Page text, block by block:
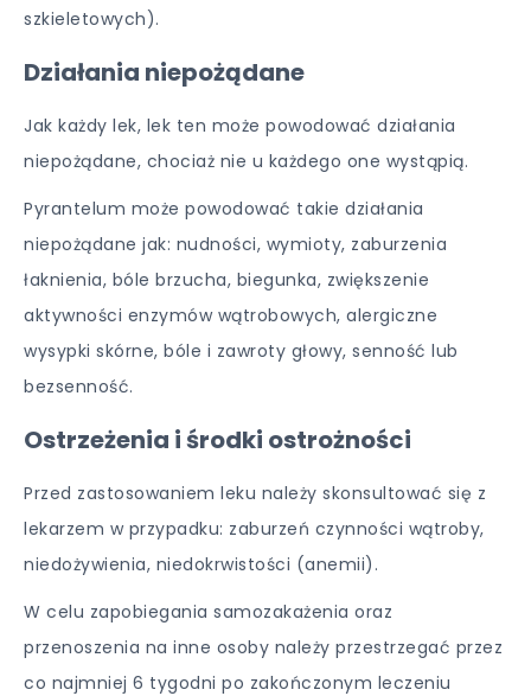
szkieletowych).
Działania niepożądane
Jak każdy lek, lek ten może powodować działania
niepożądane, chociaż nie u każdego one wystąpią.
Pyrantelum może powodować takie działania
niepożądane jak: nudności, wymioty, zaburzenia
łaknienia, bóle brzucha, biegunka, zwiększenie
aktywności enzymów wątrobowych, alergiczne
wysypki skórne, bóle i zawroty głowy, senność lub
bezsenność.
Ostrzeżenia i środki ostrożności
Przed zastosowaniem leku należy skonsultować się z
lekarzem w przypadku: zaburzeń czynności wątroby,
niedożywienia, niedokrwistości (anemii).
W celu zapobiegania samozakażenia oraz
przenoszenia na inne osoby należy przestrzegać przez
co najmniej 6 tygodni po zakończonym leczeniu